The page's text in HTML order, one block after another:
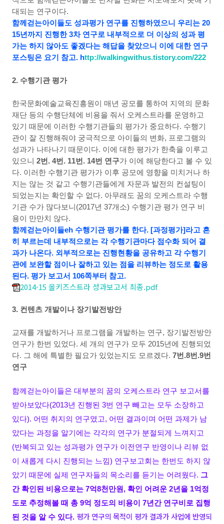
대되는 연구이다.
함께걷는아이들도 성과평가 연구를 진행하였으니 우리는 20
15년까지 진행한3차 연구로 내부적으로 더 이상의 성과 평
가는 하지 않아도 좋겠다는 해답을 찾았으니 이에 대한 연구
포스팅은 요기 참고. http://walkingwithus.tistory.com/222
2. 수행기관 평가
한국문화예술교육진흥원이 매년 공모를 통하여 지역의 문화
재단 등의 수행단체에 비용을 줘서 오케스트라를 운영하고
있기 때문에 이러한 수행기관들의 평가가 중요하다. 수행기
관이 잘 진행해줘야 궁극적으로 아이들의 변화, 프로그램의
성과가 나타나기 때문이다. 이에 대한 평가가 한축을 이루고
있으니 2번. 4번. 11번. 14번 연구가 이에 해당한다고 볼 수 있
다. 이러한 수행기관 평가가 이후 공모에 영향을 미치거나 하
지는 않는 것 같고 수행기관들에게 자문과 발전의 컨설팅이
되었는지는 확인할 수 없다. 아무래도 꿈의 오케스트라 수행
기관 수가 많다보니(2017년 37개소) 수행기관 평가 연구 비
용이 만만치 않다.
함께걷는아이들eh 수행기관 평가를 한다. [과정평가]라고 흔
히 부르는데 내부적으로는 각 수행기관마다 점수화 되어 결
과가 나온다. 외부적으로는 진행현황을 공유하고 각 수행기
관에 보완할 점이나 잘하고 있는 점을 리뷰하는 정도로 활용
된다. 평가 보고서 106쪽부터 참고.
2014-15 올키즈스트라 성과보고서 최종.pdf
3. 컨텐츠 개발이나 장기발전방안
교재를 개발하거나 프로그램을 개발하는 연구, 장기발전방안
연구가 한번 있었다. 세 개의 연구가 모두 2015년에 진행되었
다. 그 해에 특별한 필요가 있었는지도 모르겠다. 7번.8번.9번
연구
함께걷는아이들은 대부분의 꿈의 오케스트라 연구 보고서를
받아보았다(2013년 진행된 3번 연구 빼고는 모두 소장하고
있다). 어떤 취지의 연구였고, 어떤 결과이며 어떤 과제가 남
았다는 과정을 알기에는 각각의 연구가 분절되게 느껴지고
(반복되고 있는 성과평가 연구가 이전연구 반영이나 리뷰 없
이 새롭게 다시 진행되는 느낌) 연구보고회는 한번도 하지 않
았기 때문에 실제 연구자들의 목소리를 듣기는 어려웠다. 그
간 확인된 비용으로는 7억8천만원, 확인 어려운 2년을 1억정
도로 추정해볼 때 총 9억 정도의 비용이 7년간 연구비로 집행
된 것을 알 수 있다. 평가 연구의 목적이 평가 결과가 사업에 반영되